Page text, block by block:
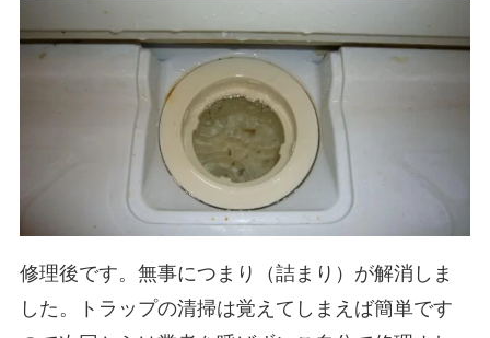
修理後です。無事につまり（詰まり）が解消しま
した。トラップの清掃は覚えてしまえば簡単です